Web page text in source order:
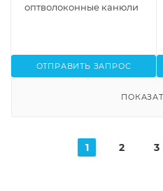
длина оптоволокна 2 мм
оптволоконные канюли
ОТПРАВИТЬ ЗАПРОС
1 2 3